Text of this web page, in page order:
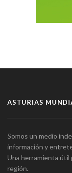
ASTURIAS
Somos un medio
información y
Una herramienta útil
región.